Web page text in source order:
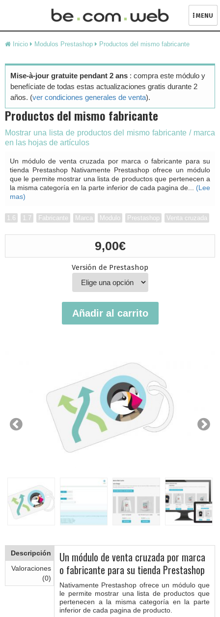
to
MENU
Inicio Modulos Prestashop Productos del mismo fabricante
Productos del mismo fabricante
Mostrar una lista de productos del mismo fabricante / marca
en las hojas de artículos
Un módulo de venta cruzada por marca o fabricante para su
tienda Prestashop Nativamente Prestashop ofrece un módulo
que le permite mostrar una lista de productos que pertenecen a
la misma categoría en la parte inferior de cada pagina de... (Lee
mas)
1.6 1.7 Fabricante Marca Modulo Prestashop Venta cruzada
9,00€
Versión de Prestashop
Añadir al carrito
Mise-à-jour gratuite pendant 2 ans : compra este módulo y
benefíciate de todas estas actualizaciones gratis durante 2
años. (ver condiciones generales de venta).
Descripción
Valoraciones
(0)
Un módulo de venta cruzada por marca
o fabricante para su tienda Prestashop
Nativamente Prestashop ofrece un módulo que
le permite mostrar una lista de productos que
pertenecen a la misma categoría en la parte
inferior de cada pagina de producto.